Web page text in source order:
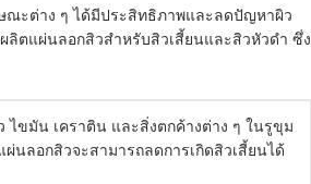
ณะต่าง ๆ ได้มีประสิทธิภาพและลดปัญหาผิว
ลิตแผ่นลอกสิวสำหรับสิวเสี้ยนและสิวหัวดำ ซึ่ง
ไขมัน เคราติน และสิ่งตกค้างต่าง ๆ ในรูขุม
นลอกสิวจะสามารถลดการเกิดสิวเสี้ยนได้